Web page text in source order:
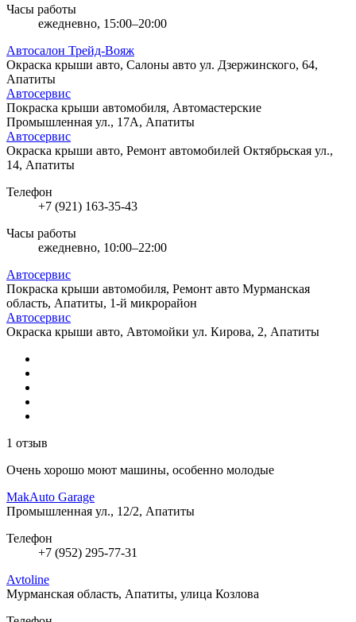
Часы работы
ежедневно, 15:00–20:00
Автосалон Трейд-Вояж
Окраска крыши авто, Салоны авто ул. Дзержинского, 64,
Апатиты
Автосервис
Покраска крыши автомобиля, Автомастерские
Промышленная ул., 17А, Апатиты
Автосервис
Окраска крыши авто, Ремонт автомобилей Октябрьская ул.,
14, Апатиты
Телефон
+7 (921) 163-35-43
Часы работы
ежедневно, 10:00–22:00
Автосервис
Покраска крыши автомобиля, Ремонт авто Мурманская
область, Апатиты, 1-й микрорайон
Автосервис
Окраска крыши авто, Автомойки ул. Кирова, 2, Апатиты
1 отзыв
Очень хорошо моют машины, особенно молодые
MakAuto Garage
Промышленная ул., 12/2, Апатиты
Телефон
+7 (952) 295-77-31
Avtoline
Мурманская область, Апатиты, улица Козлова